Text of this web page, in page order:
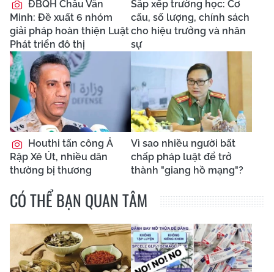
ĐBQH Châu Văn
Minh: Đề xuất 6 nhóm
giải pháp hoàn thiện Luật
Phát triển đô thị
Sắp xếp trường học: Cơ
cấu, số lượng, chính sách
cho hiệu trưởng và nhân
sự
Houthi tấn công Ả
Rập Xê Út, nhiều dân
thường bị thương
Vì sao nhiều người bất
chấp pháp luật để trở
thành "giang hồ mạng"?
CÓ THỂ BẠN QUAN TÂM